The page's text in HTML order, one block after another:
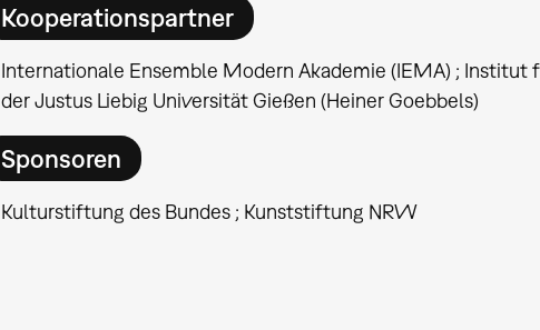
Kooperationspartner
Internationale Ensemble Modern Akademie (IEMA) ;
der Justus Liebig Universität Gießen (Heiner Goebbels)
Sponsoren
Kulturstiftung des Bundes ; Kunststiftung NRW